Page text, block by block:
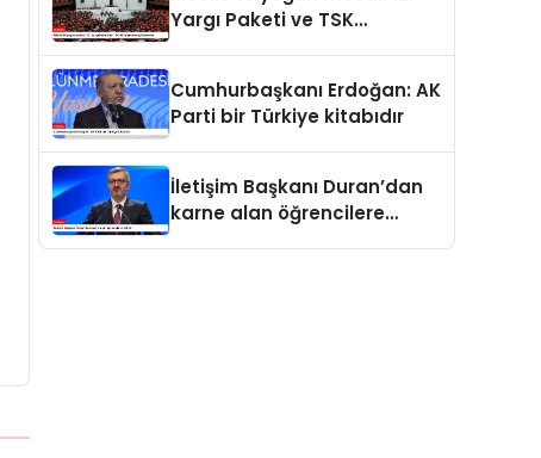
Yargı Paketi ve TSK
Cumhurbaşkanı Erdoğan: AK
Parti bir Türkiye kitabıdır
İletişim Başkanı Duran’dan
karne alan öğrencilere